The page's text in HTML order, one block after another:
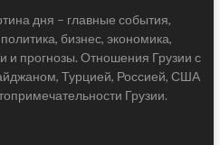
дня – главные события,
бизнес, экономика,
и прогнозы. Отношения Грузии с
Турцией, Россией, США
Грузии.